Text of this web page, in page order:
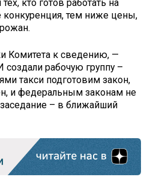
кто готов работать на
тем ниже цены,
Комитета к сведению, —
рабочую группу –
такси подготовим закон,
и федеральным законам не
– в ближайший